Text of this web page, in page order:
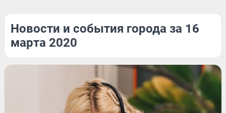
Новости и события города за 16
марта 2020